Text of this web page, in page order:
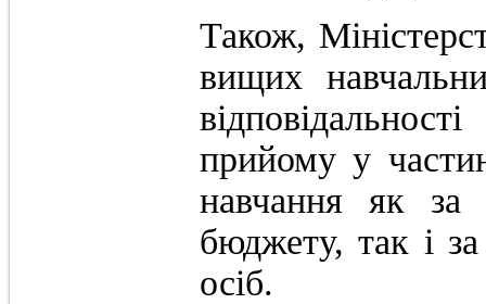
Також,
вищих
прийому у
навчання як за
бюджету, так і
осіб.